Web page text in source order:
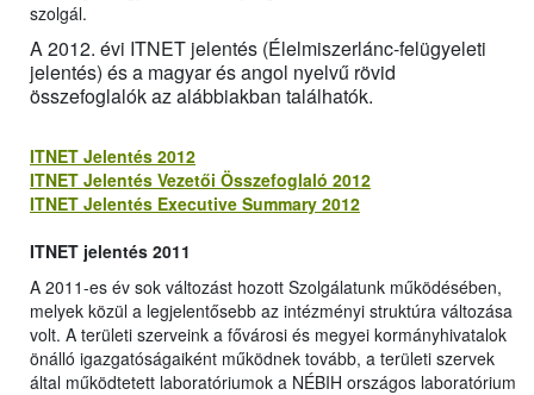
szolgál.
A 2012. évi ITNET jelentés (Élelmiszerlánc-felügyeleti
jelentés) és a magyar és angol nyelvű rövid
összefoglalók az alábbiakban találhatók.
ITNET Jelentés 2012
ITNET Jelentés Vezetői Összefoglaló 2012
ITNET Jelentés Executive Summary 2012
ITNET jelentés 2011
A 2011-es év sok változást hozott Szolgálatunk működésében,
melyek közül a legjelentősebb az intézményi struktúra változása
volt. A területi szerveink a fővárosi és megyei kormányhivatalok
önálló igazgatóságaiként működnek tovább, a területi szervek
által működtetett laboratóriumok a NÉBIH országos laboratórium